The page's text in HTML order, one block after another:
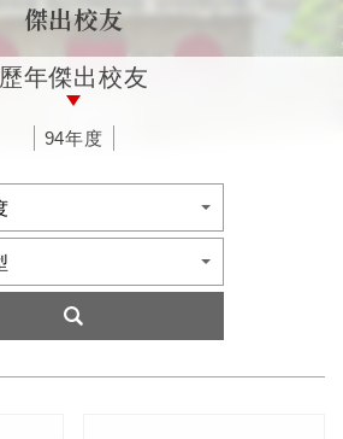
傑出校友
歷年傑出校友
94年度